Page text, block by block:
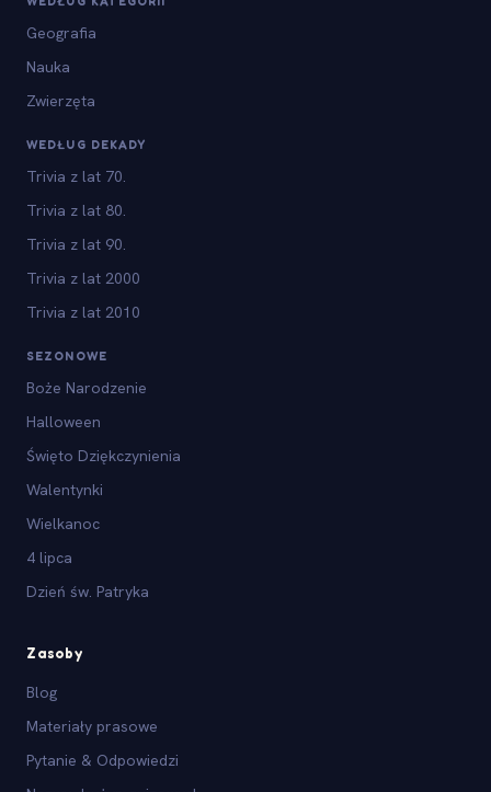
Geografia
Nauka
Zwierzęta
WEDŁUG DEKADY
Trivia z lat 70.
Trivia z lat 80.
Trivia z lat 90.
Trivia z lat 2000
Trivia z lat 2010
SEZONOWE
Boże Narodzenie
Halloween
Święto Dziękczynienia
Walentynki
Wielkanoc
4 lipca
Dzień św. Patryka
Zasoby
Blog
Materiały prasowe
Pytanie & Odpowiedzi